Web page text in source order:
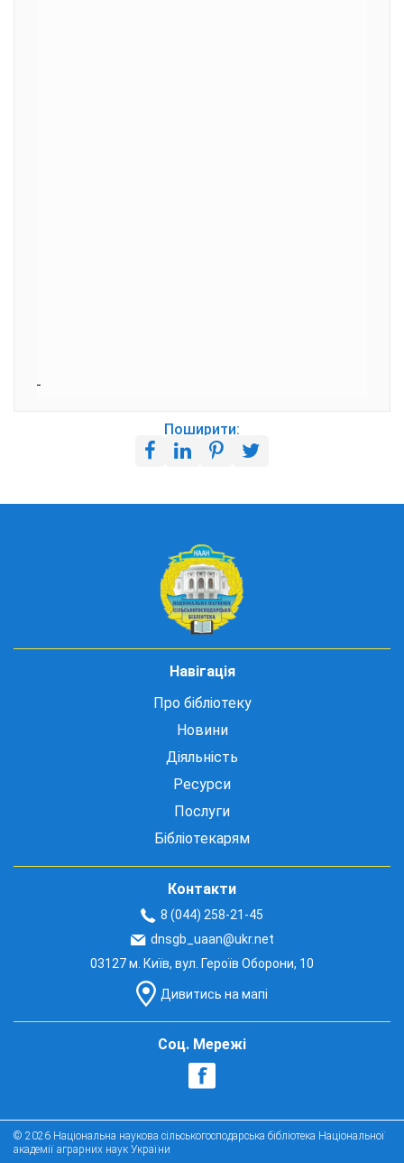
Поширити:
Навігація
Про бібліотеку
Новини
Діяльність
Ресурси
Послуги
Бібліотекарям
Контакти
8 (044) 258-21-45
dnsgb_uaan@ukr.net
03127 м. Київ, вул. Героїв Оборони, 10
Дивитись на мапі
Соц. Мережі
© 2026 Національна наукова сільськогосподарська бібліотека Національної
академії аграрних наук України